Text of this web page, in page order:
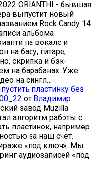
ORIANTHI - бывшая
выпустит новый
Rock Candy 14
альбома
на вокале и
на басу, гитаре,
скрипка и бэк-
на барабанах. Уже
на сингл…
пластинку без
от Владимир
завод Muzilla
алгоритм работы с
пластинок, например
за наш счет.
«под ключ». Мы
аудиозаписей «под